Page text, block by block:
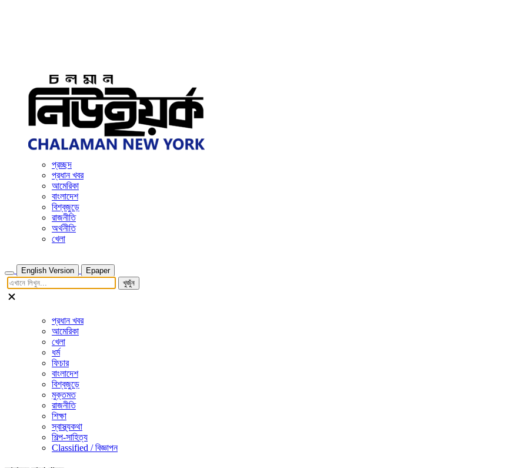
প্রচ্ছদ
প্রধান খবর
আমেরিকা
বাংলাদেশ
বিশ্বজুড়ে
রাজনীতি
অর্থনীতি
খেলা
English Version
Epaper
খুজুঁন
প্রধান খবর
আমেরিকা
খেলা
ধর্ম
ফিচার
বাংলাদেশ
বিশ্বজুড়ে
মুক্তমত
রাজনীতি
শিক্ষা
স্বাস্থ্যকথা
শিল্প-সাহিত্য
Classified / বিজ্ঞাপন